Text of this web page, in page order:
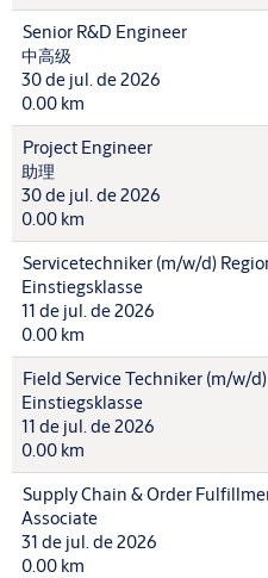
Senior R&D Engineer
中高级
30 de jul. de 2026
0.00 km
Project Engineer
助理
30 de jul. de 2026
0.00 km
Servicetechniker (m/w/d)
Einstiegsklasse
11 de jul. de 2026
0.00 km
Field Service Techniker (m/w/d)
Einstiegsklasse
11 de jul. de 2026
0.00 km
Supply Chain & Order
Associate
31 de jul. de 2026
0.00 km